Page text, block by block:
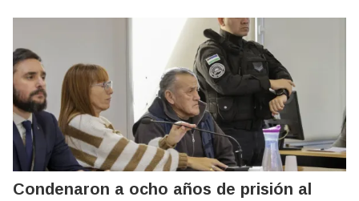
Condenaron a ocho años de prisión al